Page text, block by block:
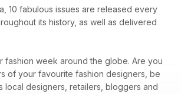
10 fabulous issues are released every
its history, as well as delivered
fashion week around the globe. Are you
of your favourite fashion designers, be
local designers, retailers, bloggers and